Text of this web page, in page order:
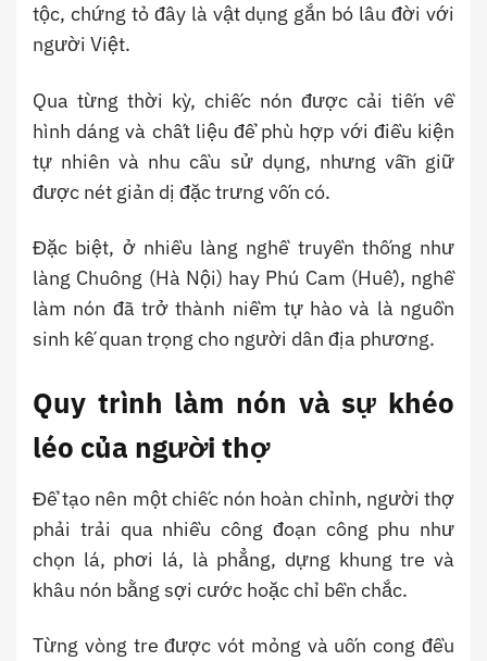
tộc, chứng tỏ đây là vật dụng gắn bó lâu đời với
người Việt.
Qua từng thời kỳ, chiếc nón được cải tiến về
hình dáng và chất liệu để phù hợp với điều kiện
tự nhiên và nhu cầu sử dụng, nhưng vẫn giữ
được nét giản dị đặc trưng vốn có.
Đặc biệt, ở nhiều làng nghề truyền thống như
làng Chuông (Hà Nội) hay Phú Cam (Huế), nghề
làm nón đã trở thành niềm tự hào và là nguồn
sinh kế quan trọng cho người dân địa phương.
Quy trình làm nón và sự khéo
léo của người thợ
Để tạo nên một chiếc nón hoàn chỉnh, người thợ
phải trải qua nhiều công đoạn công phu như
chọn lá, phơi lá, là phẳng, dựng khung tre và
khâu nón bằng sợi cước hoặc chỉ bền chắc.
Từng vòng tre được vót mỏng và uốn cong đều